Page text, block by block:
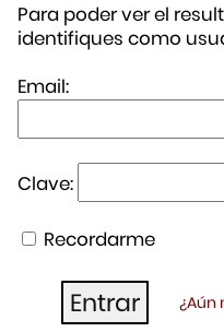
Para poder ver el
identifiques como
Email:
Clave:
Recordarme
¿Aún